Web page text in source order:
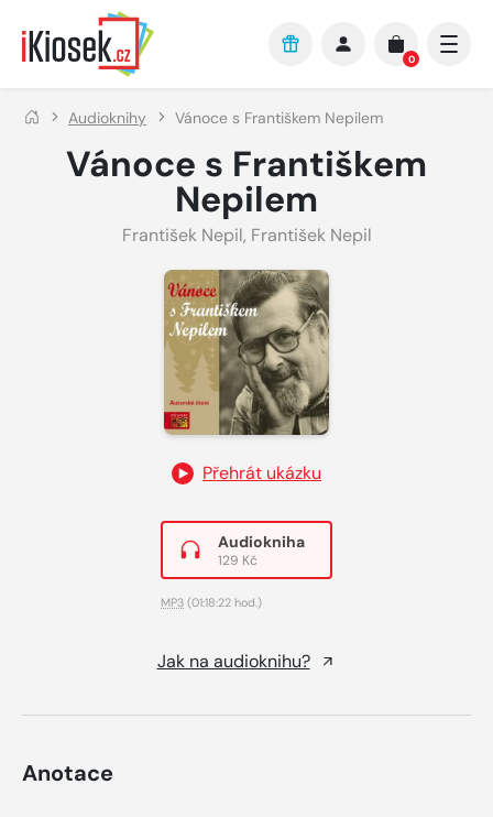
Přejít na hlavní obsah
0
Audioknihy Vánoce s Františkem Nepilem
Vánoce s Františkem
Nepilem
František Nepil, František Nepil
Přehrát ukázku
Audiokniha
129 Kč
MP3 (01:18:22 hod.)
Jak na audioknihu?
Anotace